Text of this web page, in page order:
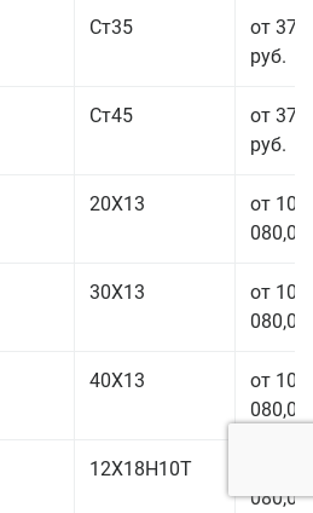
Ст35
от 37
руб.
Ст45
от 37
руб.
20Х13
от 101
080,00
30Х13
от 101
080,00
40Х13
от 101
080,00
12Х18Н10Т
080,00